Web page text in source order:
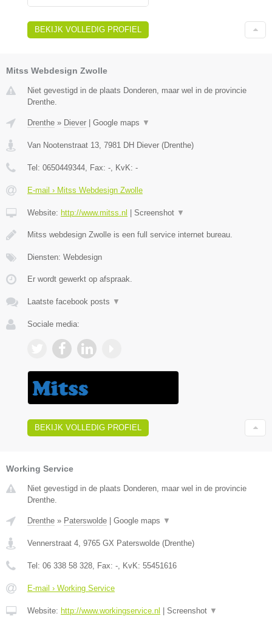
BEKIJK VOLLEDIG PROFIEL
Mitss Webdesign Zwolle
Niet gevestigd in de plaats Donderen, maar wel in de provincie
Drenthe.
Drenthe » Diever Google maps ▼
Van Nootenstraat 13, 7981 DH Diever (Drenthe)
Tel: 0650449344, Fax: -, KvK: -
E-mail › Mitss Webdesign Zwolle
Website: http://www.mitss.nl Screenshot ▼
Mitss webdesign Zwolle is een full service internet bureau.
Diensten: Webdesign
Er wordt gewerkt op afspraak.
Laatste facebook posts ▼
Sociale media:
BEKIJK VOLLEDIG PROFIEL
Working Service
Niet gevestigd in de plaats Donderen, maar wel in de provincie
Drenthe.
Drenthe » Paterswolde Google maps ▼
Vennerstraat 4 9765 GX Paterswolde (Drenthe)
Tel: 06 338 58 328 , Fax: - , KvK: 55451616
E-mail › Working Service
Website: http://www.workingservice.nl Screenshot ▼